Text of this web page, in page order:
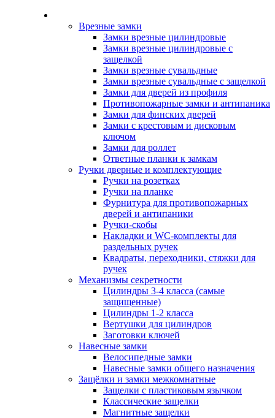
Врезные замки
Замки врезные цилиндровые
Замки врезные цилиндровые с
защелкой
Замки врезные сувальдные
Замки врезные сувальдные с защелкой
Замки для дверей из профиля
Противопожарные замки и антипаника
Замки для финских дверей
Замки с крестовым и дисковым
ключом
Замки для роллет
Ответные планки к замкам
Ручки дверные и комплектующие
Ручки на розетках
Ручки на планке
Фурнитура для противопожарных
дверей и антипаники
Ручки-скобы
Накладки и WC-комплекты для
раздельных ручек
Квадраты, переходники, стяжки для
ручек
Механизмы секретности
Цилиндры 3-4 класса (самые
защищенные)
Цилиндры 1-2 класса
Вертушки для цилиндров
Заготовки ключей
Навесные замки
Велосипедные замки
Навесные замки общего назначения
Защёлки и замки межкомнатные
Защелки с пластиковым язычком
Классические защелки
Магнитные защелки